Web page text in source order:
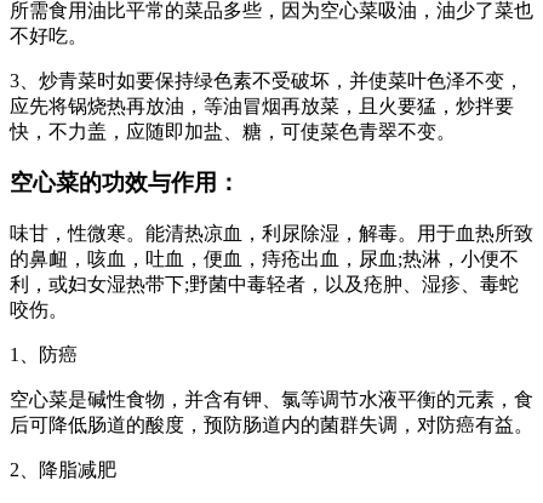
所需食用油比平常的菜品多些，因为空心菜吸油，油少了菜也
不好吃。
3、炒青菜时如要保持绿色素不受破坏，并使菜叶色泽不变，
应先将锅烧热再放油，等油冒烟再放菜，且火要猛，炒拌要
快，不力盖，应随即加盐、糖，可使菜色青翠不变。
空心菜的功效与作用：
味甘，性微寒。能清热凉血，利尿除湿，解毒。用于血热所致
的鼻衄，咳血，吐血，便血，痔疮出血，尿血;热淋，小便不
利，或妇女湿热带下;野菌中毒轻者，以及疮肿、湿疹、毒蛇
咬伤。
1、防癌
空心菜是碱性食物，并含有钾、氯等调节水液平衡的元素，食
后可降低肠道的酸度，预防肠道内的菌群失调，对防癌有益。
2、降脂减肥